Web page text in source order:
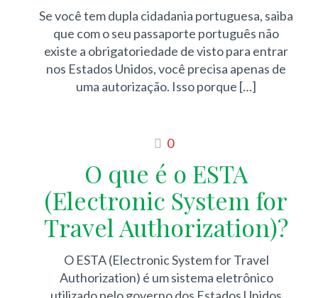
Se você tem dupla cidadania portuguesa, saiba
que com o seu passaporte português não
existe a obrigatoriedade de visto para entrar
nos Estados Unidos, você precisa apenas de
uma autorização. Isso porque […]
0
O que é o ESTA
(Electronic System for
Travel Authorization)?
O ESTA (Electronic System for Travel
Authorization) é um sistema eletrônico